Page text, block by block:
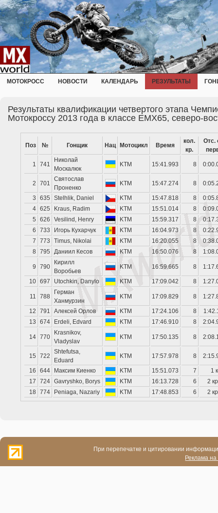
МОТОКРОСС НОВОСТИ КАЛЕНДАРЬ РЕЗУЛЬТАТЫ
Результаты квалификации четвертого этапа
Мотокроссу 2013 года в классе EMX65, северо-
Поз № Гонщик Нац Мотоцикл Время
кол.
кр.
Отс.
1 741
Николай
Москалюк
KTM 15:41.993 8
2 701
Святослав
Проненко
KTM 15:47.274 8
3 635 Stelhlik, Daniel KTM 15:47.818 8
4 625 Kraus, Radim KTM 15:51.014 8
5
626 Vesilind, Henry KTM 15:59.317 8
6
733 Игорь Кухарчук KTM 16:04.973 8
7
773 Timus, Nikolai KTM 16:20.055 8
8
795 Даниил Кесов KTM 16:50.076 8
9 790
Кирилл
Воробьев
KTM 16:59.665 8
10 697 Utochkin, Danylo KTM 17:09.042 8
11 788
Герман
Ханмурзин
KTM 17:09.829 8
12 791 Алексей Орлов KTM 17:24.106 8
13
674 Erdeli, Edvard KTM 17:46.910 8
14 770
Krasnikov,
Vladyslav
KTM 17:50.135 8
15 722
Shtefutsa,
Eduard
KTM 17:57.978 8
16 644 Максим Киенко KTM 15:51.073 7
1
17
724 Gavryshko, Borys KTM 16:13.728 6
2
18
774 Peniaga, Nazariy KTM 17:48.853 6 2
При перепечатке и цитировании
Реклама на